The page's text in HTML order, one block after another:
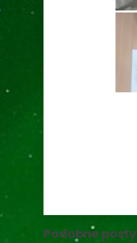
Podobne posty